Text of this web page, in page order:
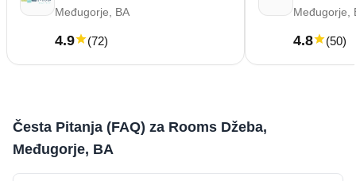
Međugorje, BA
4.9 (72)
Međugorje,
4.8 (50)
Česta Pitanja (FAQ) za Rooms Džeba,
Međugorje, BA